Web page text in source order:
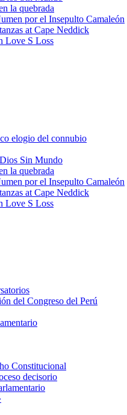
la quebrada
por el Insepulto Camaleón
at Cape Neddick
Love S Loss
elogio del connubio
Sin Mundo
la quebrada
por el Insepulto Camaleón
at Cape Neddick
Love S Loss
del Congreso del Perú
Constitucional
decisorio